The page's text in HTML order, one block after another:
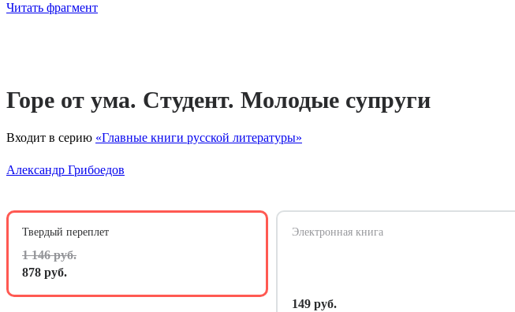
Читать фрагмент
Горе от ума. Студент. Молодые супруги
Входит в серию «Главные книги русской литературы»
Александр Грибоедов
Твердый переплет
1 146 руб.
878 руб.
Электронная книга
149 руб.